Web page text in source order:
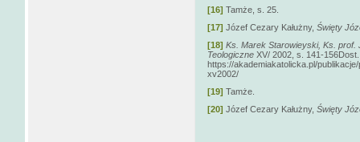
[16] Tamże, s. 25.
[17] Józef Cezary Kałużny, Święty
[18] Ks. Marek Starowieyski, Ks. prof.
Teologiczne XV/ 2002, s. 141-
https://akademiakatolicka.pl/
xv2002/
[19] Tamże.
[20] Józef Cezary Kałużny, Święty